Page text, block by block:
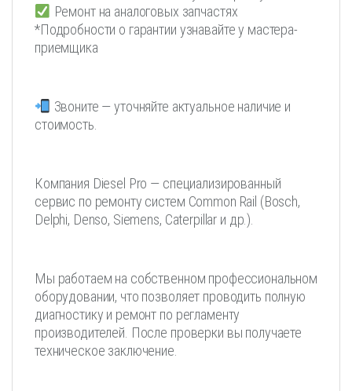
Ремонт на аналоговых запчастях
*Подробности о гарантии узнавайте у мастера-
приемщика
Звоните — уточняйте актуальное наличие и
стоимость.
Компания Diesel Pro — специализированный
сервис по ремонту систем Common Rail (Bosch,
Delphi, Denso, Siemens, Caterpillar и др.).
Мы работаем на собственном профессиональном
оборудовании, что позволяет проводить полную
диагностику и ремонт по регламенту
производителей. После проверки вы получаете
техническое заключение.